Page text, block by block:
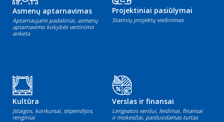
Asmenų aptarnavimas
Aptarnaujami padaliniai, asmenų
aptarnavimo kokybės vertinimo
anketa
Projektiniai pasiūlymai
Statinių projektų viešinimas
Kultūra
Įstaigos, konkursai, stipendijos,
renginiai
Verslas ir finansai
Lengvatos verslui, leidimai, finansai
ir mokesčiai, parduodamas turtas